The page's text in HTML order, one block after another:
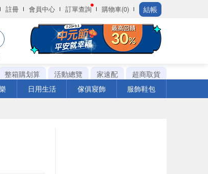
註冊 會員中心 訂單查詢 購物車(0) 結帳
整箱購划算 活動總覽 家速配
超商取貨
日用生活 傢俱寢飾 服飾鞋包